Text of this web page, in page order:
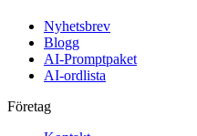
Nyhetsbrev
Blogg
AI-Promptpaket
AI-ordlista
Företag